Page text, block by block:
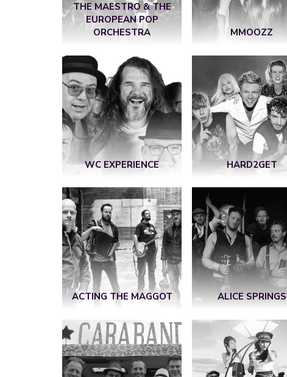
THE MAESTRO & THE
EUROPEAN POP
ORCHESTRA
MMOOZZ
WC EXPERIENCE HARD2GET
ACTING THE MAGGOT ALICE SPRINGS